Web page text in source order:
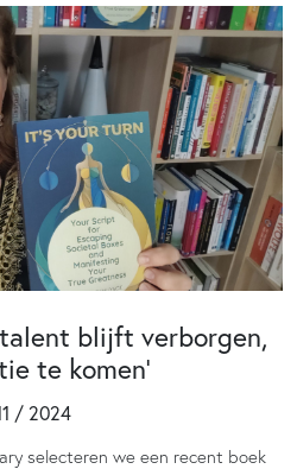
talent blijft verborgen,
te komen’
/ 2024
selecteren we een recent boek